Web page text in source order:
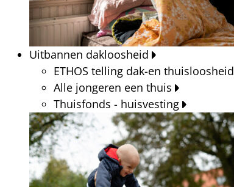
Uitbannen dakloosheid
ETHOS telling dak-en thuisloosheid
Alle jongeren een thuis
Thuisfonds - huisvesting